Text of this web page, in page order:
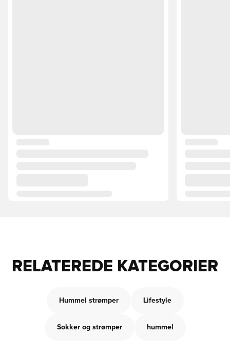
RELATEREDE KATEGORIER
Hummel strømper Lifestyle
Sokker og strømper hummel